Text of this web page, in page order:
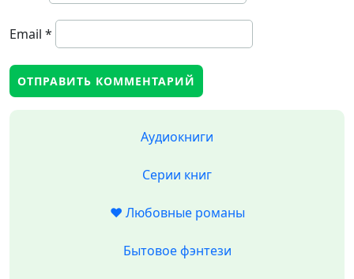
Email *
Аудиокниги
Серии книг
❤️ Любовные романы
Бытовое фэнтези